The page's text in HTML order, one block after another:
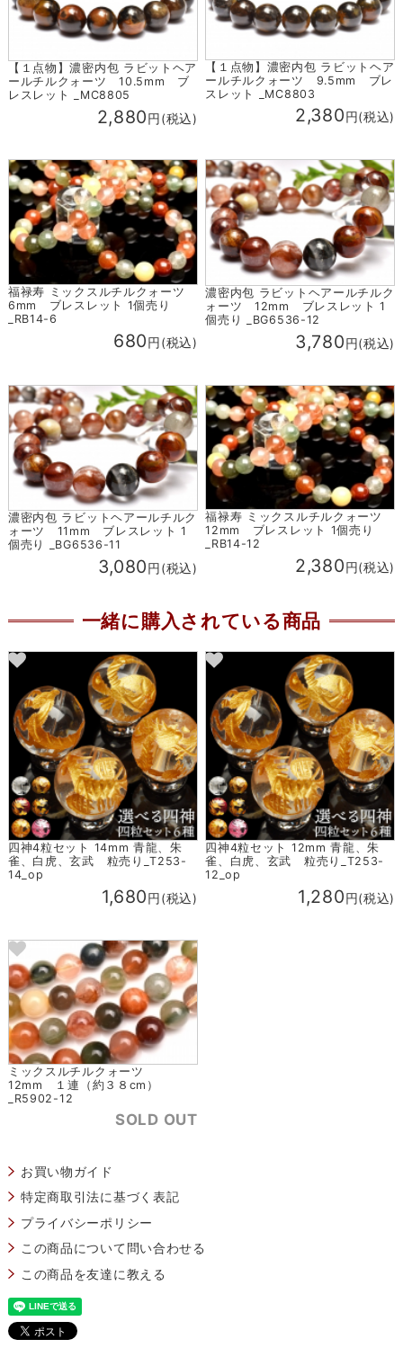
【１点物】濃密内包 ラビットヘア
ールチルクォーツ 10.5mm ブ
レスレット _MC8805
2,880円(税込)
【１点物】濃密内包 ラビットヘア
ールチルクォーツ 9.5mm ブレ
スレット _MC8803
2,380円(税込)
福禄寿 ミックスルチルクォーツ
6mm ブレスレット 1個売り
_RB14-6
680円(税込)
濃密内包 ラビットヘアールチルク
ォーツ 12mm ブレスレット 1
個売り _BG6536-12
3,780円(税込)
濃密内包 ラビットヘアールチルク
ォーツ 11mm ブレスレット 1
個売り _BG6536-11
3,080円(税込)
福禄寿 ミックスルチルクォーツ
12mm ブレスレット 1個売り
_RB14-12
2,380円(税込)
一緒に購入されている商品
四神4粒セット 14mm 青龍、朱
雀、白虎、玄武 粒売り_T253-
14_op
1,680円(税込)
四神4粒セット 12mm 青龍、朱
雀、白虎、玄武 粒売り_T253-
12_op
1,280円(税込)
ミックスルチルクォーツ
12mm １連（約３８cm）
_R5902-12
SOLD OUT
お買い物ガイド
特定商取引法に基づく表記
プライバシーポリシー
この商品について問い合わせる
この商品を友達に教える